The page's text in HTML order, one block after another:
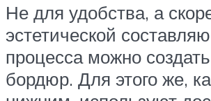
Не для удобства, а
эстетической
процесса можно
бордюр. Для этого же,